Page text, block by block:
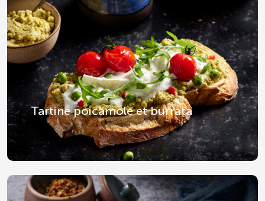
Tartine poicamole et burrata